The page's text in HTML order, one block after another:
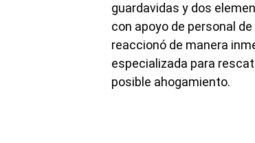
guardavidas y dos
con apoyo de personal
reaccionó de manera
especializada para
posible ahogamiento.